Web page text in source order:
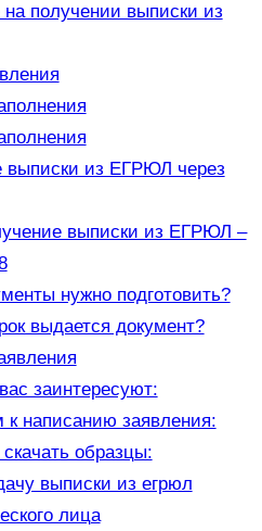
получении выписки из
из ЕГРЮЛ через
выписки из ЕГРЮЛ –
нужно подготовить?
выдается документ?
заинтересуют:
написанию заявления:
образцы:
выписки из егрюл
лица